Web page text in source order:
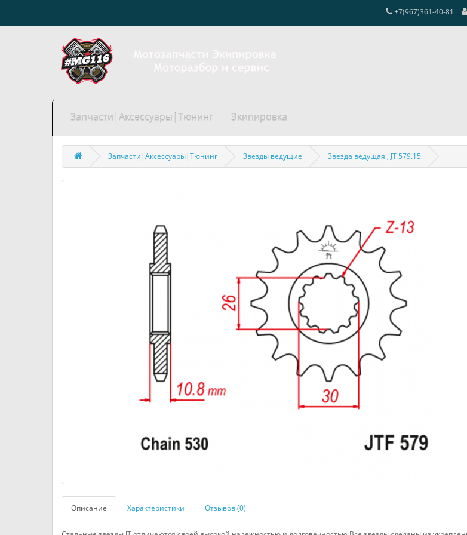
+7(967)361-40-81
Запчасти|Аксессуары|Тюнинг Экипировка
Запчасти|Аксессуары|Тюнинг Звезды ведущие Звезда ведущая , JT 579.15
Описание Характеристики Отзывов (0)